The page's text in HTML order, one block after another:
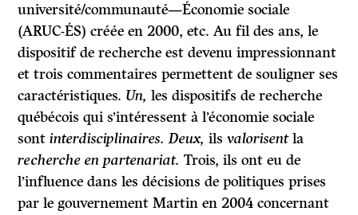
université/communauté—Économie sociale
(ARUC-ÉS) créée en 2000, etc. Au fil des ans, le
dispositif de recherche est devenu impressionnant
et trois commentaires permettent de souligner ses
caractéristiques. Un,les dispositifs de recherche
québécois qui s’intéressent à l’économie sociale
sontinterdisciplinaires. Deux,ilsvalorisentla
recherche en partenariat.Trois, ils ont eu de
l’influence dans les décisions de politiques prises
par le gouvernement Martin en 2004 concernant